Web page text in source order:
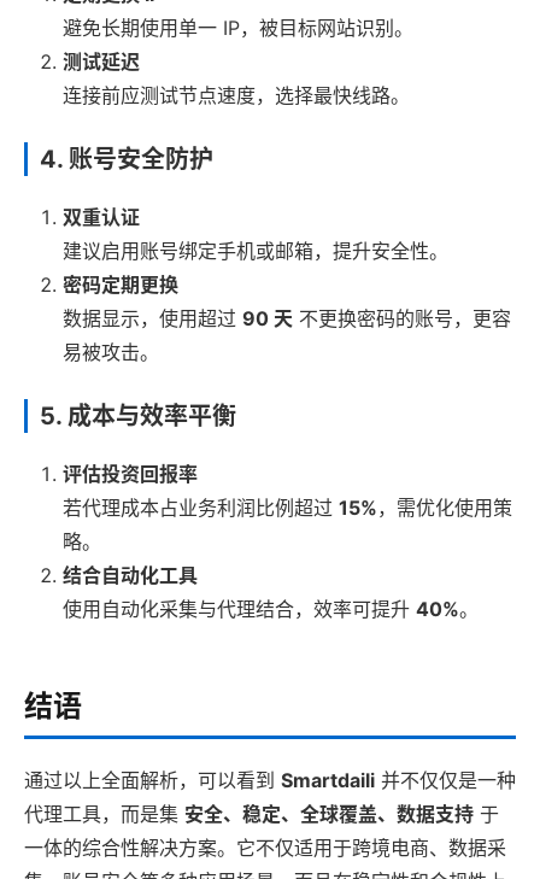
避免长期使用单一 IP，被目标网站识别。
测试延迟
连接前应测试节点速度，选择最快线路。
4. 账号安全防护
双重认证
建议启用账号绑定手机或邮箱，提升安全性。
密码定期更换
数据显示，使用超过 90 天 不更换密码的账号，更容
易被攻击。
5. 成本与效率平衡
评估投资回报率
若代理成本占业务利润比例超过 15%，需优化使用策
略。
结合自动化工具
使用自动化采集与代理结合，效率可提升 40%。
结语
通过以上全面解析，可以看到 Smartdaili 并不仅仅是一种
代理工具，而是集 安全、稳定、全球覆盖、数据支持 于
一体的综合性解决方案。它不仅适用于跨境电商、数据采